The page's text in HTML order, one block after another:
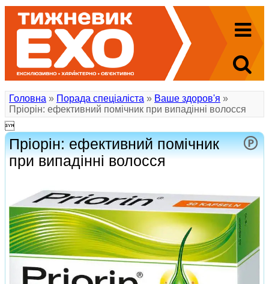
Головна » Порада спеціаліста » Ваше здоров'я »
Пріорін: ефективний помічник при випадінні волосся

Пріорін: ефективний помічник
при випадінні волосся